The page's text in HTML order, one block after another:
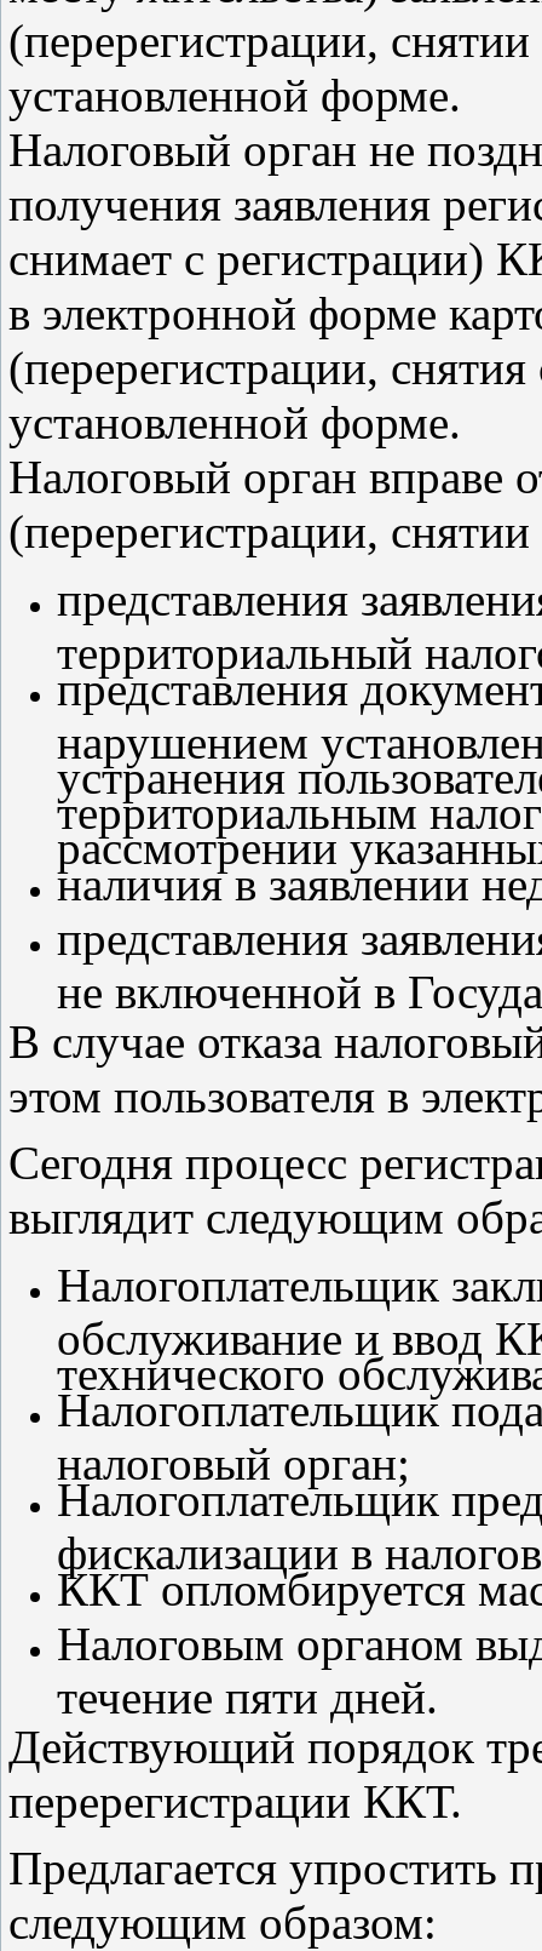
(перерегистрации,
установленной форме.
Налоговый орган не
получения заявления
снимает с регистрации)
в электронной форме
(перерегистрации,
установленной форме.
Налоговый орган вправе
(перерегистрации,
представления
территориальный
представления
нарушением
устранения
территориальным
рассмотрении
наличия в заявлении
представления
не включенной в
В случае отказа
этом пользователя в
Сегодня процесс
выглядит следующим
Налогоплательщик
обслуживание и ввод
технического
Налогоплательщик
налоговый орган;
Налогоплательщик
фискализации в
ККТ опломбируется
Налоговым органом
течение пяти дней.
Действующий порядок
перерегистрации ККТ.
Предлагается упростить
следующим образом: